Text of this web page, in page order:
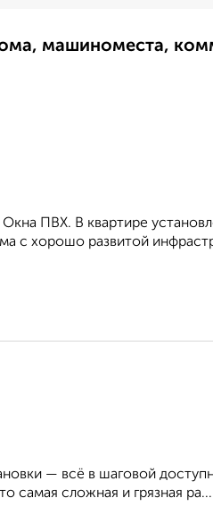
машиноместа,
ПВХ. В квартире
с хорошо развитой
— всё в шаговой
самая сложная и грязная ра...